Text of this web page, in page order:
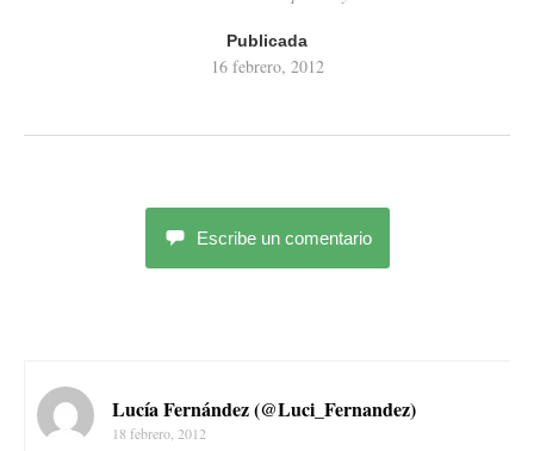
Publicada
16 febrero, 2012
Escribe un comentario
Lucía Fernández (@Luci_Fernandez)
18 febrero, 2012